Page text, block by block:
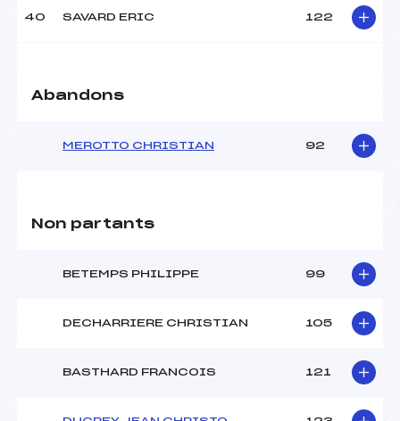
40 SAVARD ERIC 122
Abandons
MEROTTO CHRISTIAN 92
Non partants
BETEMPS PHILIPPE 99
DECHARRIERE CHRISTIAN 105
BASTHARD FRANCOIS 121